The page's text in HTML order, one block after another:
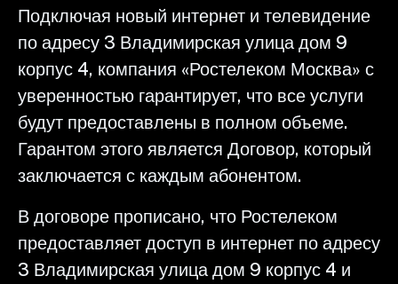
Подключая новый интернет и телевидение
по адресу 3 Владимирская улица дом 9
корпус 4, компания «Ростелеком Москва» с
уверенностью гарантирует, что все услуги
будут предоставлены в полном объеме.
Гарантом этого является Договор, который
заключается с каждым абонентом.
В договоре прописано, что Ростелеком
предоставляет доступ в интернет по адресу
3 Владимирская улица дом 9 корпус 4 и